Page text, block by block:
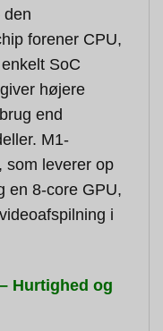
den
forener CPU,
SoC
højere
end
M1-
som leverer op
en 8-core GPU,
i
Hurtighed og